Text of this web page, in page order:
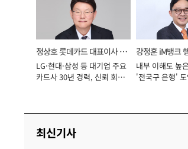
정상호 롯데카드 대표이사 사
장
LG·현대·삼성 등 대기업 주요
카드사 30년 경력, 신뢰 회복
강정훈 iM뱅크
내부 이해도 높
'전국구 은행'
최신기사